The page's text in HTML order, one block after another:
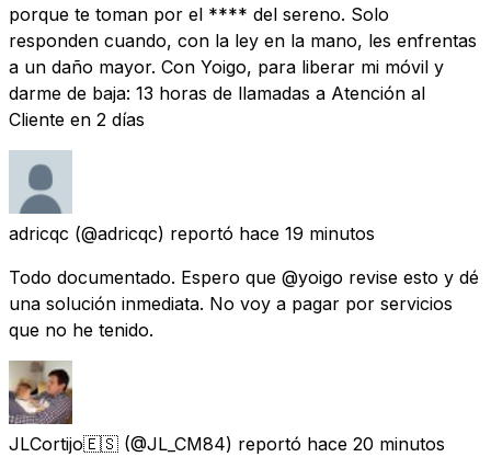
porque te toman por el **** del sereno. Solo
responden cuando, con la ley en la mano, les enfrentas
a un daño mayor. Con Yoigo, para liberar mi móvil y
darme de baja: 13 horas de llamadas a Atención al
Cliente en 2 días
adricqc (@adricqc) reportó hace 19 minutos
Todo documentado. Espero que @yoigo revise esto y dé
una solución inmediata. No voy a pagar por servicios
que no he tenido.
JLCortijo🇪🇸 (@JL_CM84) reportó hace 20 minutos